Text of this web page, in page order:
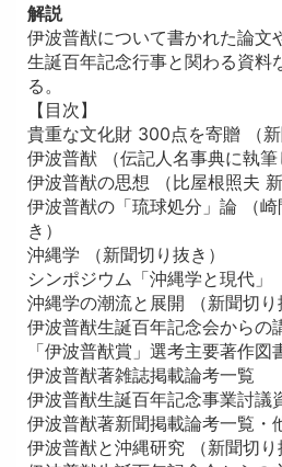
解説
伊波普猷について書かれた論文
生誕百年記念行事と関わる資料
る。
【目次】
貴重な文化財 300点を寄贈 （新
伊波普猷 （伝記人名事典に執筆
伊波普猷の思想 （比屋根照夫 新
伊波普猷の「琉球処分」論 （
き）
沖縄学 （新聞切り抜き）
シンポジウム「沖縄学と現代」
沖縄学の潮流と展開 （新聞切り
伊波普猷生誕百年記念会からの
「伊波普猷賞」選考主要著作図
伊波普猷著雑誌掲載論考一覧
伊波普猷生誕百年記念事業討議
伊波普猷著新聞掲載論考一覧・
伊波普猷と沖縄研究 （新聞切り